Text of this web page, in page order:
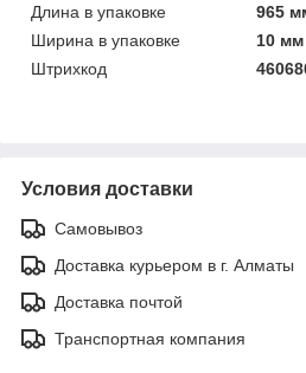
Длинa в упаковке
965
Ширинa в упаковке
10 мм
Штрихкод
Условия доставки
Самовывоз
Доставка курьером в г. Алматы
Доставка почтой
Транспортная компания